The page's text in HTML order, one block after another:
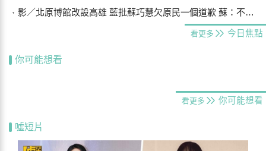
影／北原博館改設高雄 藍批蘇巧慧欠原民一個道歉 蘇：不要扭曲事實
看更多 今日焦點
你可能想看
看更多 你可能想看
噓短片